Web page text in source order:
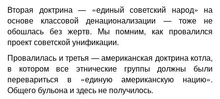
Вторая доктрина — «единый советский народ» на
основе классовой денационализации — тоже не
обошлась без жертв. Мы помним, как провалился
проект советской унификации.
Провалилась и третья — американская доктрина котла,
в котором все этнические группы должны были
перевариться в «единую американскую нацию».
Общего бульона и здесь не получилось.